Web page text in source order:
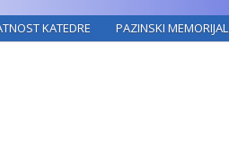
KATEDRE PAZINSKI MEMORIJAL